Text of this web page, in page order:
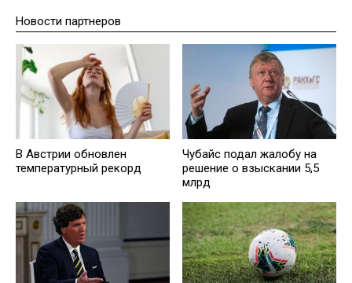
Новости партнеров
В Австрии обновлен
температурный рекорд
Чубайс подал жалобу на
решение о взыскании 5,5
млрд